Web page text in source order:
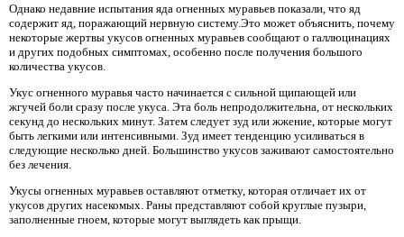
Однако недавние испытания яда огненных муравьев показали, что яд
содержит яд, поражающий нервную систему.Это может объяснить, почему
некоторые жертвы укусов огненных муравьев сообщают о галлюцинациях
и других подобных симптомах, особенно после получения большого
количества укусов.
Укус огненного муравья часто начинается с сильной щипающей или
жгучей боли сразу после укуса. Эта боль непродолжительна, от нескольких
секунд до нескольких минут. Затем следует зуд или жжение, которые могут
быть легкими или интенсивными. Зуд имеет тенденцию усиливаться в
следующие несколько дней. Большинство укусов заживают самостоятельно
без лечения.
Укусы огненных муравьев оставляют отметку, которая отличает их от
укусов других насекомых. Раны представляют собой круглые пузыри,
заполненные гноем, которые могут выглядеть как прыщи.